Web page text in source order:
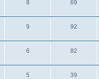
8 69
9 92
6 82
5 39